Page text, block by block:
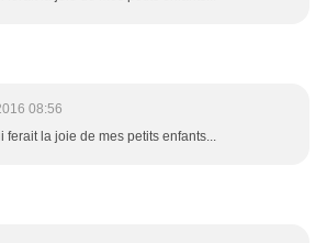
08:56
ferait la joie de mes petits enfants...